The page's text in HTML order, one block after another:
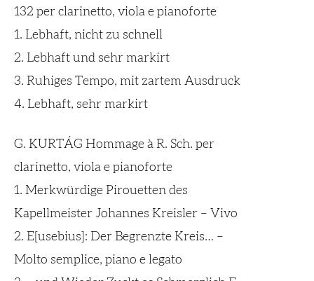
132 per clarinetto, viola e pianoforte
1. Lebhaft, nicht zu schnell
2. Lebhaft und sehr markirt
3. Ruhiges Tempo, mit zartem Ausdruck
4. Lebhaft, sehr markirt
G. KURTÁG Hommage à R. Sch. per
clarinetto, viola e pianoforte
1. Merkwürdige Pirouetten des
Kapellmeister Johannes Kreisler – Vivo
2. E[usebius]: Der Begrenzte Kreis… –
Molto semplice, piano e legato